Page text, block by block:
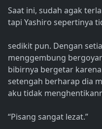
Saat ini, sudah agak
tapi Yashiro sepertinya
sedikit pun. Dengan
menggembung
bibirnya bergetar
setengah berharap dia
aku tidak
“Pisang sangat lezat.”